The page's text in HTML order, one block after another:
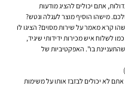
אתם יכולים להציג מודעות
מישהו הוסיף מוצר לעגלה ונטש?
קרא מאמר על שירות מסוים? הציגו לו
לשלוח איש מכירות ידידותי שיגיד,
בו". האפקטיביות של
לא יכולים לבזבז אותו על משימות